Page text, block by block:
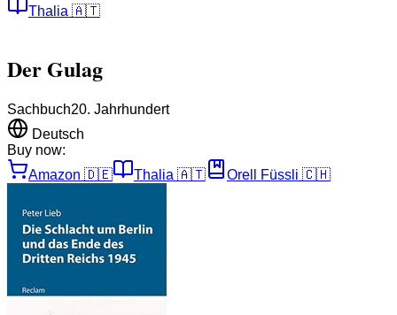
Thalia 🇦🇹
Der Gulag
Sachbuch20. Jahrhundert
Deutsch
Buy now:
Amazon 🇩🇪 Thalia 🇦🇹 Orell Füssli 🇨🇭